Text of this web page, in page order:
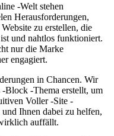
-Welt stehen
Herausforderungen,
zu erstellen, die
und nahtlos funktioniert.
nur die Marke
engagiert.
in Chancen. Wir
-Block -Thema erstellt, um
Voller -Site -
Ihnen dabei zu helfen,
auffällt.